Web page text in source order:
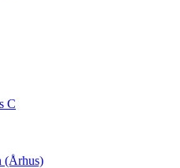
C
(Århus)